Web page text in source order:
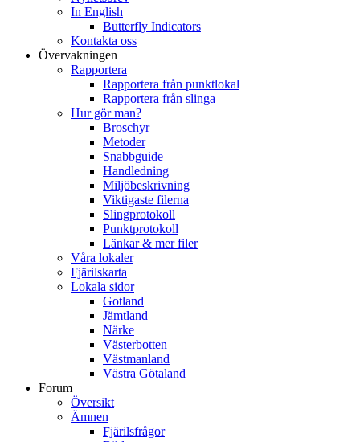
In English
Butterfly Indicators
Kontakta oss
Övervakningen
Rapportera
Rapportera från punktlokal
Rapportera från slinga
Hur gör man?
Broschyr
Metoder
Snabbguide
Handledning
Miljöbeskrivning
Viktigaste filerna
Slingprotokoll
Punktprotokoll
Länkar & mer filer
Våra lokaler
Fjärilskarta
Lokala sidor
Gotland
Jämtland
Närke
Västerbotten
Västmanland
Västra Götaland
Forum
Översikt
Ämnen
Fjärilsfrågor